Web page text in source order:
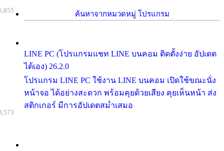
ค้นหาจากหมวดหมู่ โปรแกรม
LINE PC (โปรแกรมแชท LINE บนคอม ติดตั้งง่าย อัปเดต
ได้เอง) 26.2.0
โปรแกรม LINE PC ใช้งาน LINE บนคอม เปิดใช้ขณะนั่ง
หน้าจอ ได้อย่างสะดวก พร้อมคุยด้วยเสียง คุยเห็นหน้า ส่ง
สติกเกอร์ มีการอัปเดตสม่ำเสมอ